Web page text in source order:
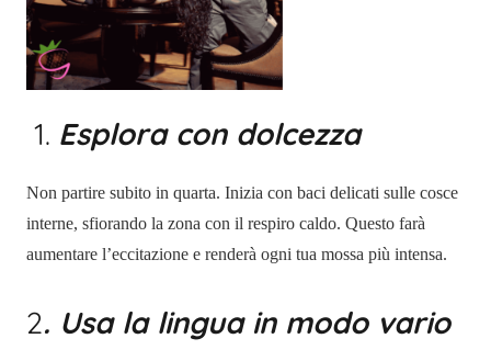
1. Esplora con dolcezza
Non partire subito in quarta. Inizia con baci delicati sulle cosce
interne, sfiorando la zona con il respiro caldo. Questo farà
aumentare l’eccitazione e renderà ogni tua mossa più intensa.
2. Usa la lingua in modo vario